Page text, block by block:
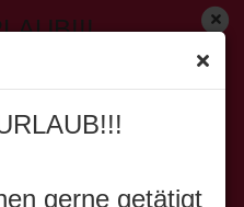
gerne getätigt
getätigt
Alle Hersteller